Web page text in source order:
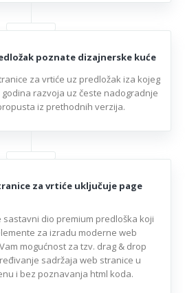
poznate dizajnerske kuće
za vrtiće uz predložak iza kojeg
razvoja uz česte nadogradnje
iz prethodnih verzija.
za vrtiće uključuje page
sastavni dio premium predloška koji
za izradu moderne web
mogućnost za tzv. drag & drop
sadržaja web stranice u
i bez poznavanja html koda.